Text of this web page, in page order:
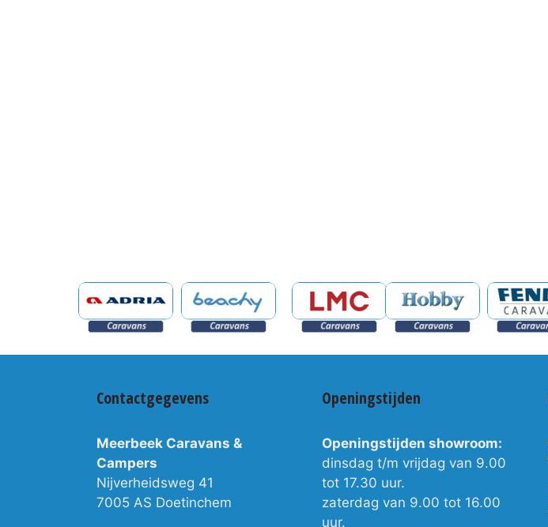
Contactgegevens
Meerbeek Caravans &
Campers
Nijverheidsweg 41
7005 AS Doetinchem
Openingstijden
Openingstijden showroom:
dinsdag t/m vrijdag van 9.00
tot 17.30 uur.
zaterdag van 9.00 tot 16.00
uur.